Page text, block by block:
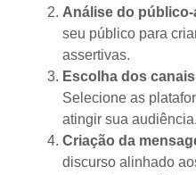
Análise do público-
seu público para
assertivas.
Escolha dos
Selecione as
atingir sua audiência.
Criação da
discurso alinhado